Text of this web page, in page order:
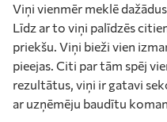
Viņi vienmēr meklē
Līdz ar to viņi palīdzēs
priekšu. Viņi bieži vien
pieejas. Citi par tām spēj
rezultātus, viņi ir gatavi
ar uzņēmēju baudītu